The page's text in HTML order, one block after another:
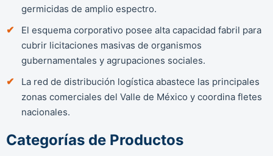
germicidas de amplio espectro.
El esquema corporativo posee alta capacidad fabril para
cubrir licitaciones masivas de organismos
gubernamentales y agrupaciones sociales.
La red de distribución logística abastece las principales
zonas comerciales del Valle de México y coordina fletes
nacionales.
Categorías de Productos